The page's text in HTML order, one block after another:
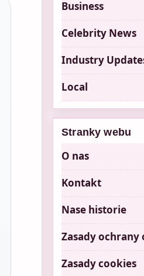
Business
Celebrity News
Industry
Local
Stranky webu
O nas
Kontakt
Nase historie
Zasady ochrany
Zasady cookies